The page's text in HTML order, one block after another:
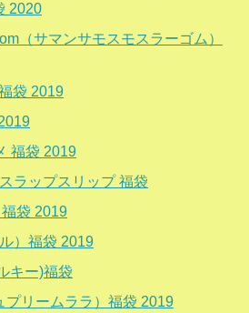
2020
（サマンサモスモスラーゴム）
袋 2019
福袋 2019
ラップスリップ 福袋
袋 2019
）福袋 2019
キー)福袋
プリームララ）福袋 2019